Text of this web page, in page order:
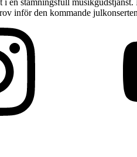
stämningsfull
inför den kommande